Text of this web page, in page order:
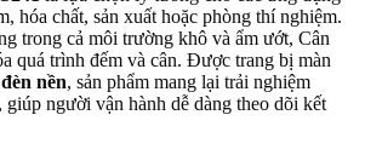
hóa chất, sản xuất hoặc phòng thí nghiệm.
trong cả môi trường khô và ẩm ướt, Cân
quá trình đếm và cân. Được trang bị màn
nền, sản phẩm mang lại trải nghiệm
người vận hành dễ dàng theo dõi kết